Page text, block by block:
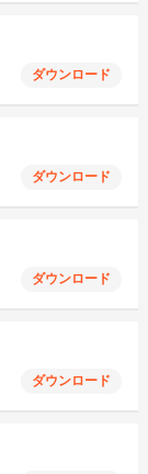
ダウンロード
ダウンロード
ダウンロード
ダウンロード